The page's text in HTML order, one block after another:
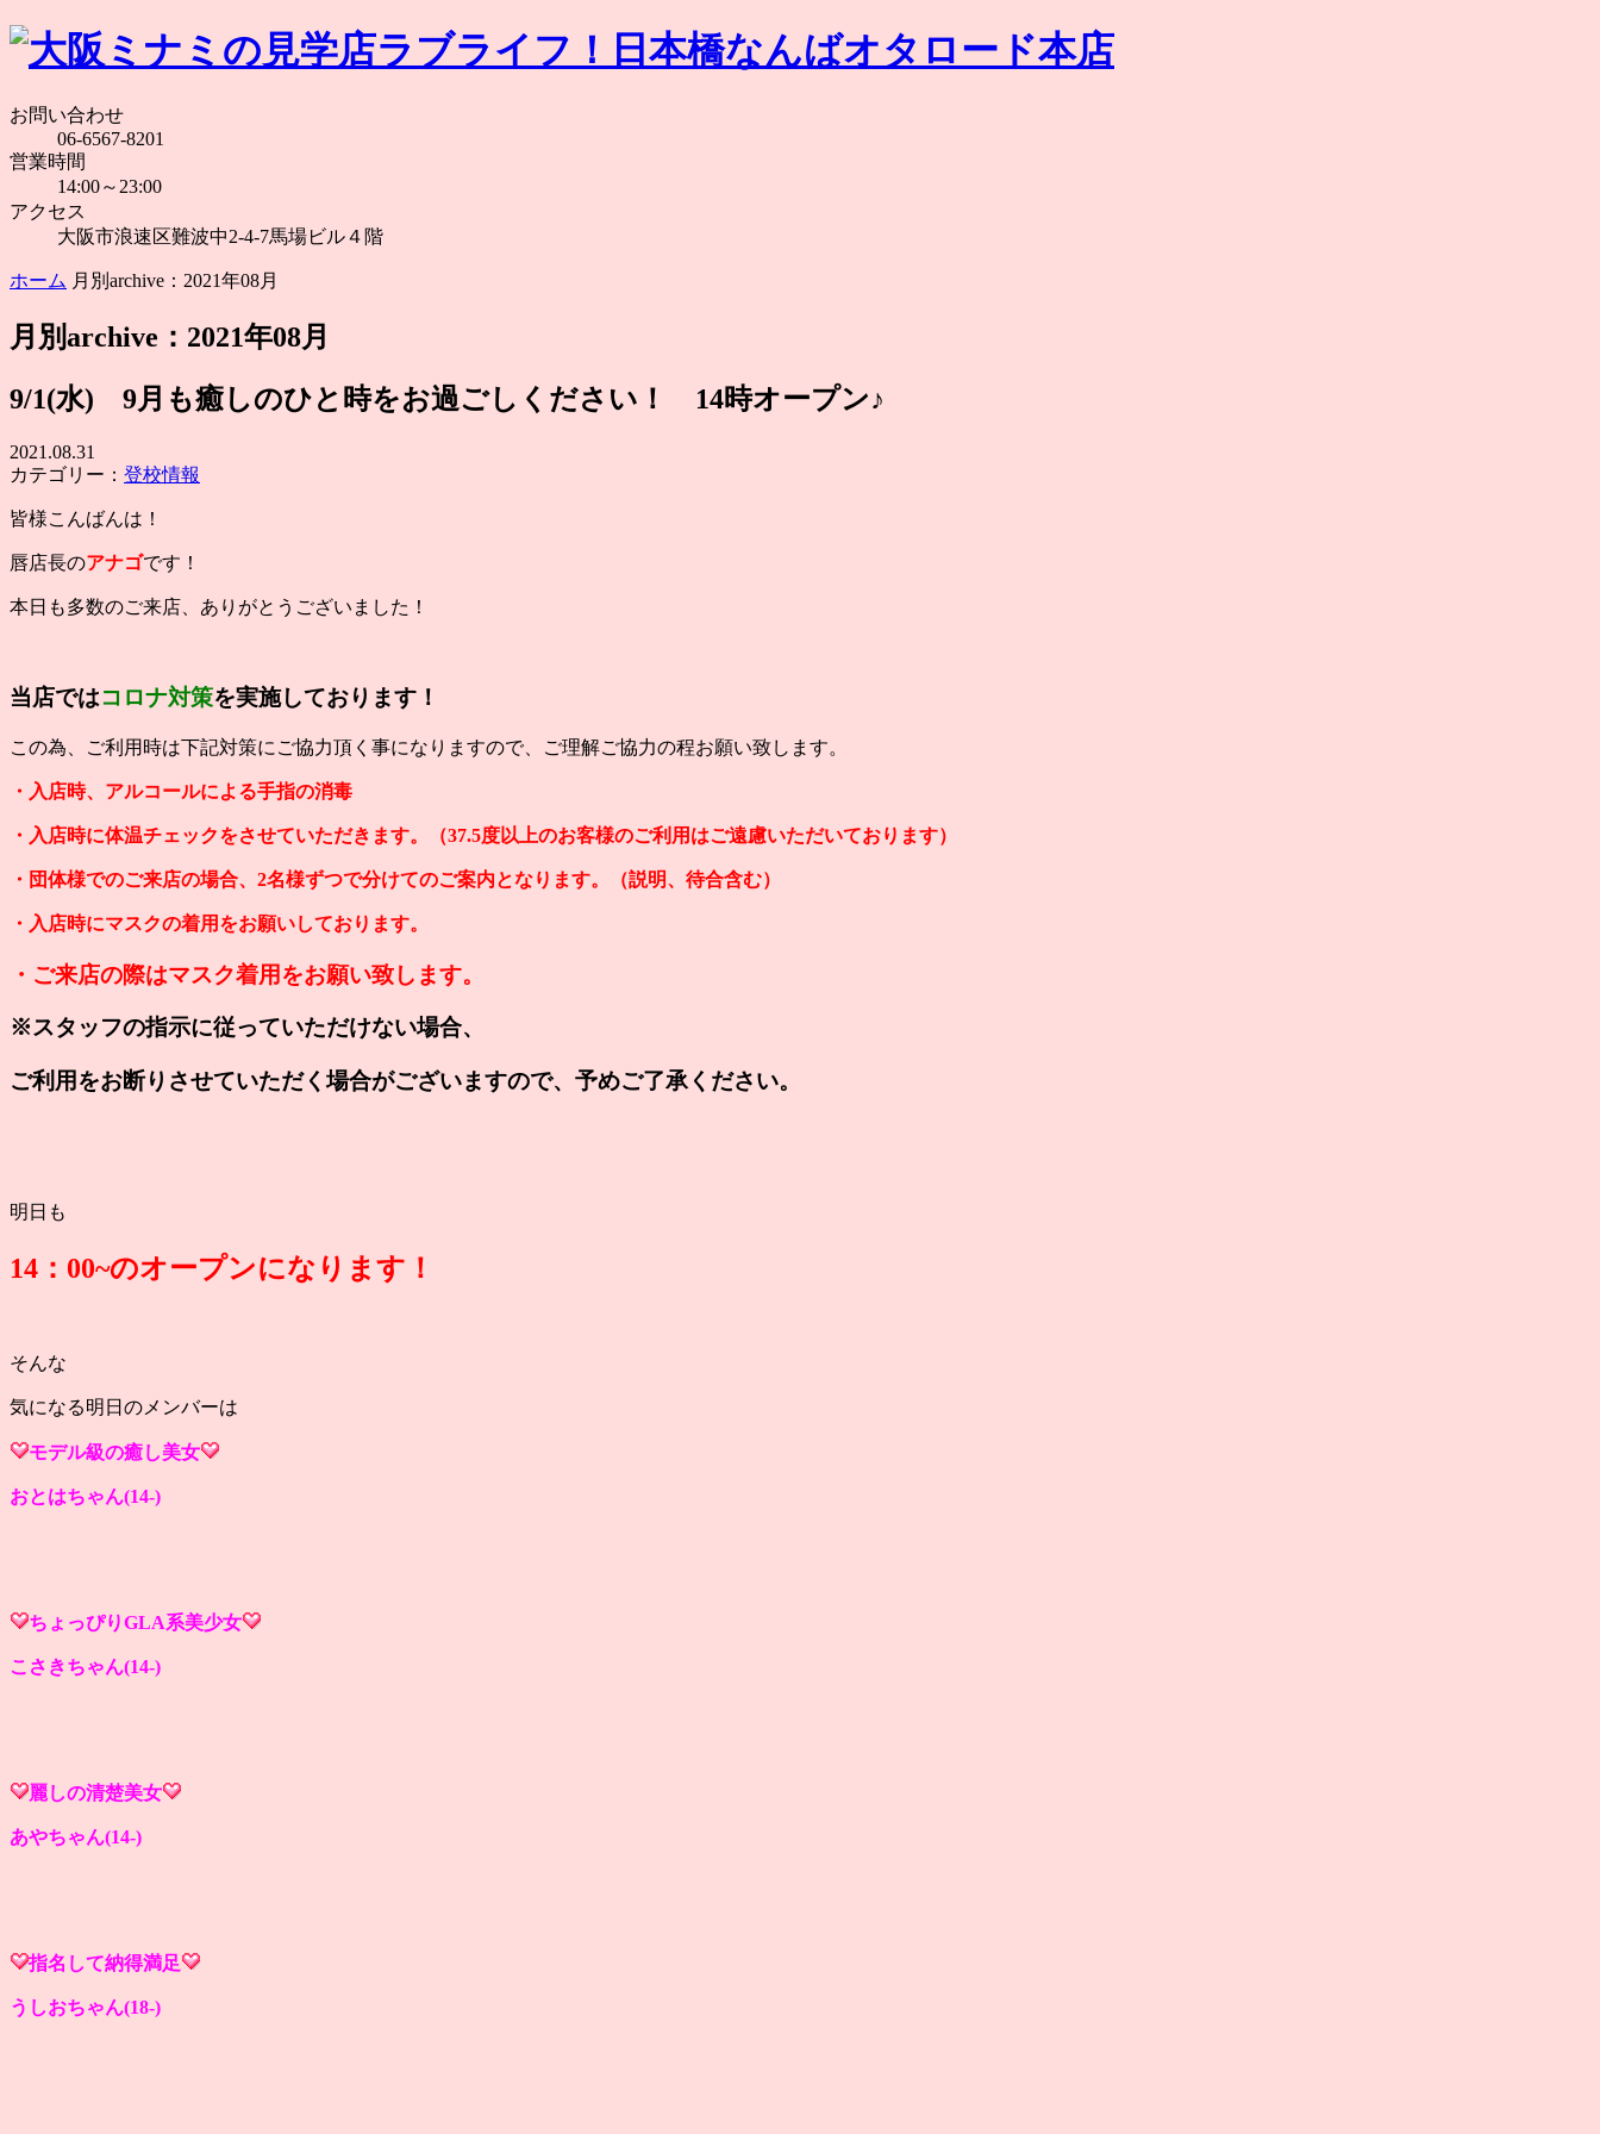
お問い合わせ
06-6567-8201
営業時間
14:00～23:00
アクセス
大阪市浪速区難波中2-4-7馬場ビル４階
ホーム 月別archive：2021年08月
月別archive：2021年08月
9/1(水) 9月も癒しのひと時をお過ごしください！ 14時オープン♪
2021.08.31
カテゴリー： 登校情報
皆様こんばんは！
唇店長のアナゴです！
本日も多数のご来店、ありがとうございました！
当店ではコロナ対策を実施しております！
この為、ご利用時は下記対策にご協力頂く事になりますので、ご理解ご協力の程お願い致します。
・入店時、アルコールによる手指の消毒
・入店時に体温チェックをさせていただきます。（37.5度以上のお客様のご利用はご遠慮いただいております）
・団体様でのご来店の場合、2名様ずつで分けてのご案内となります。（説明、待合含む）
・入店時にマスクの着用をお願いしております。
・ご来店の際はマスク着用をお願い致します。
※スタッフの指示に従っていただけない場合、
ご利用をお断りさせていただく場合がございますので、予めご了承ください。
明日も
14：00~のオープンになります！
そんな
気になる明日のメンバーは
モデル級の癒し美女
おとはちゃん(14-)
ちょっぴりGLA系美少女
こさきちゃん(14-)
麗しの清楚美女
あやちゃん(14-)
指名して納得満足
うしおちゃん(18-)